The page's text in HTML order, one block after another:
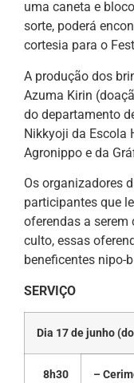
uma caneta e
sorte, poderá
cortesia para o
A produção dos
Azuma Kirin
do departamento
Nikkyoji da Escola
Agronippo e da
Os organizadores
participantes que
oferendas a
culto, essas
beneficentes nipo-
SERVIÇO
Dia 17 de junho
8h30
–